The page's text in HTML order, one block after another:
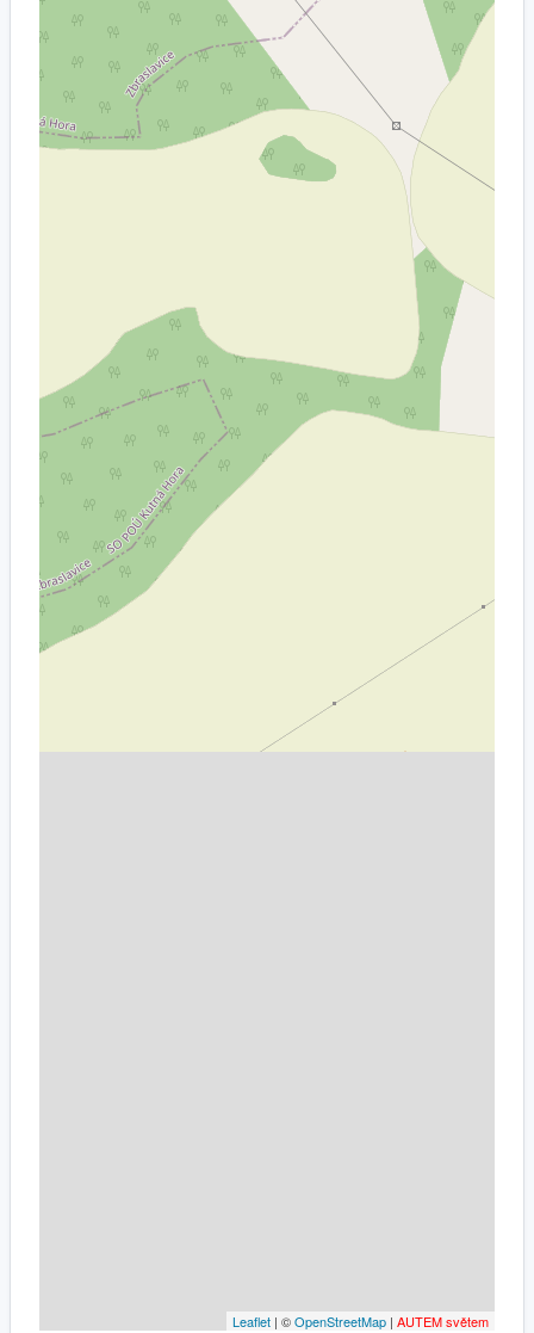
Leaflet | ©OpenStreetMap | AUTEM světem